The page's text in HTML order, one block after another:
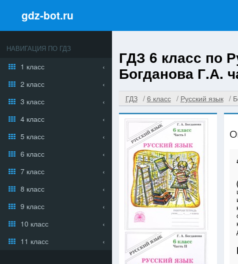
gdz-bot.ru
НАВИГАЦИЯ ПО ГДЗ
1 класс
2 класс
3 класс
4 класс
5 класс
6 класс
7 класс
8 класс
9 класс
10 класс
11 класс
ГДЗ 6 класс по
Богданова Г.А.
ГДЗ 6 класс Русский язык